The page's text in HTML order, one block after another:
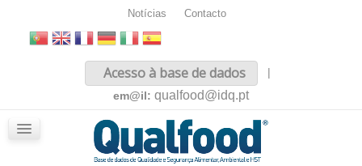
Notícias Contacto
Acesso à base de dados
|
em@il: qualfood@idq.pt